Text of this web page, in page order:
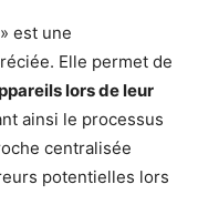
est une
Elle permet de
lors de leur
ainsi le processus
centralisée
potentielles lors